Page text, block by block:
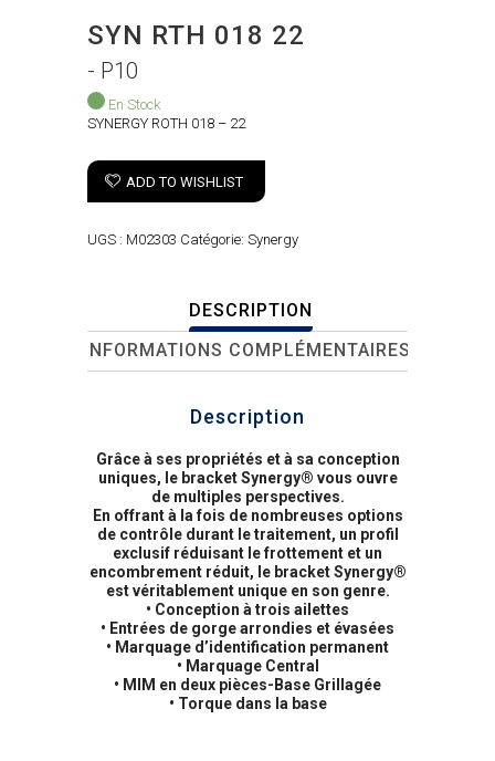
SYN RTH 018 22
- P10
En Stock
SYNERGY ROTH 018 – 22
ADD TO WISHLIST
UGS : M02303 Catégorie: Synergy
DESCRIPTION
INFORMATIONS COMPLÉMENTAIRES
Description
Grâce à ses propriétés et à sa conception
uniques, le bracket Synergy® vous ouvre
de multiples perspectives.
En offrant à la fois de nombreuses options
de contrôle durant le traitement, un profil
exclusif réduisant le frottement et un
encombrement réduit, le bracket Synergy®
est véritablement unique en son genre.
• Conception à trois ailettes
• Entrées de gorge arrondies et évasées
• Marquage d’identification permanent
• Marquage Central
• MIM en deux pièces-Base Grillagée
• Torque dans la base